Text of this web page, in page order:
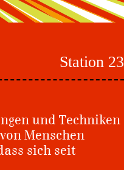
Station 23
und Techniken
Menschen
sich seit